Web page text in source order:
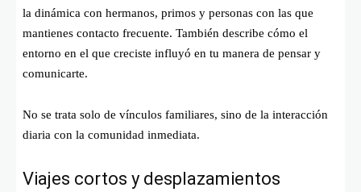
la dinámica con hermanos, primos y personas con las que
mantienes contacto frecuente. También describe cómo el
entorno en el que creciste influyó en tu manera de pensar y
comunicarte.
No se trata solo de vínculos familiares, sino de la interacción
diaria con la comunidad inmediata.
Viajes cortos y desplazamientos